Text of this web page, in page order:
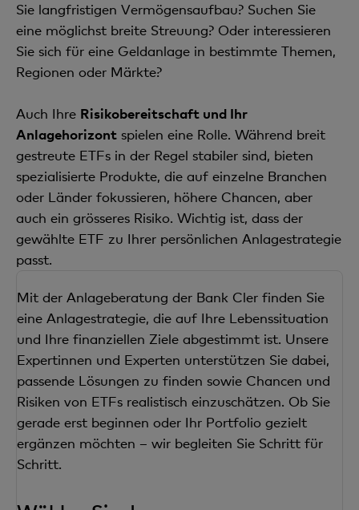
Sie langfristigen Vermögensaufbau? Suchen Sie
eine möglichst breite Streuung? Oder interessieren
Sie sich für eine Geldanlage in bestimmte Themen,
Regionen oder Märkte?
Auch Ihre Risikobereitschaft und Ihr
Anlagehorizont spielen eine Rolle. Während breit
gestreute ETFs in der Regel stabiler sind, bieten
spezialisierte Produkte, die auf einzelne Branchen
oder Länder fokussieren, höhere Chancen, aber
auch ein grösseres Risiko. Wichtig ist, dass der
gewählte ETF zu Ihrer persönlichen Anlagestrategie
passt.
Mit der Anlageberatung der Bank Cler finden Sie
eine Anlagestrategie, die auf Ihre Lebenssituation
und Ihre finanziellen Ziele abgestimmt ist. Unsere
Expertinnen und Experten unterstützen Sie dabei,
passende Lösungen zu finden sowie Chancen und
Risiken von ETFs realistisch einzuschätzen. Ob Sie
gerade erst beginnen oder Ihr Portfolio gezielt
ergänzen möchten – wir begleiten Sie Schritt für
Schritt.